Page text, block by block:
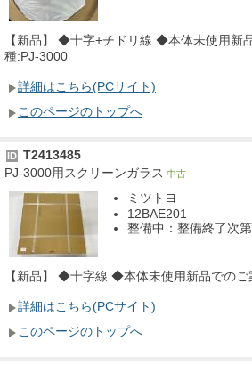
【新品】 ◆十字+チドリ線 ◆本体未使用新
種:PJ-3000
詳細はこちら(PCサイト)
このページのトップへ
ID T2413485
PJ-3000用スクリーンガラス 中古
ミツトヨ
12BAE201
整備中：整備終了次
【新品】 ◆十字線 ◆本体未使用新品での
詳細はこちら(PCサイト)
このページのトップへ